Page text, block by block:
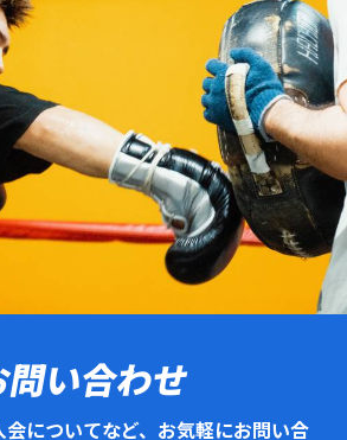
問い合わせ
についてなど、お気軽にお問い合